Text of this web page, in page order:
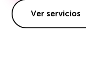
Ver servicios